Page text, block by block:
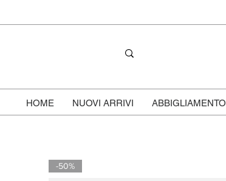
HOME NUOVI ARRIVI ABBIGLIAMENTO
-50%